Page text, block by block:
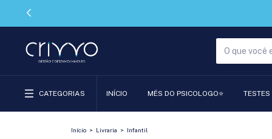
CATEGORIAS INÍCIO MÊS DO PSICOLOGO⭐ TESTES
Início > Livraria > Infantil